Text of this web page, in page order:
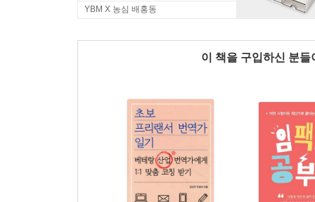
YBM X 농심 배홍동
이 책을 구입하신 분